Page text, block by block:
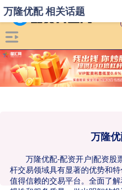
万隆
万隆优配-配资开户|配资股
杆交易领域具有显著的优势和
值得信赖的交易平台。全面了
万隆优配 相关话题